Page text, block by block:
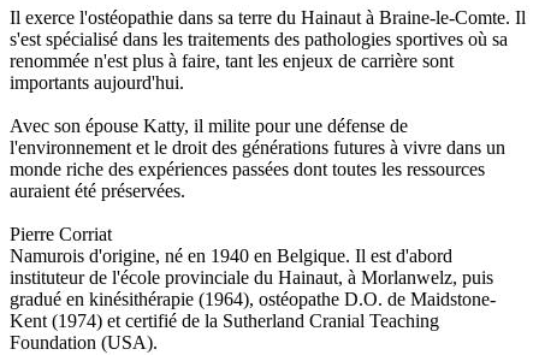
Il exerce l'ostéopathie dans sa terre du Hainaut à Braine-le-Comte. Il
s'est spécialisé dans les traitements des pathologies sportives où sa
renommée n'est plus à faire, tant les enjeux de carrière sont
importants aujourd'hui.
Avec son épouse Katty, il milite pour une défense de
l'environnement et le droit des générations futures à vivre dans un
monde riche des expériences passées dont toutes les ressources
auraient été préservées.
Pierre Corriat
Namurois d'origine, né en 1940 en Belgique. Il est d'abord
instituteur de l'école provinciale du Hainaut, à Morlanwelz, puis
gradué en kinésithérapie (1964), ostéopathe D.O. de Maidstone-
Kent (1974) et certifié de la Sutherland Cranial Teaching
Foundation (USA).